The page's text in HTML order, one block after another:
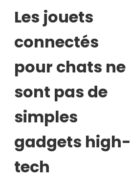
Les jouets
connectés
pour chats ne
sont pas de
simples
gadgets high-
tech